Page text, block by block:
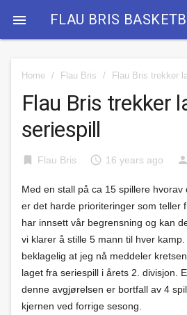
 FLAU BRIS
Home / Flau Bris / Flau Bris trekker
Flau Bris trekker
seriespill
bookmark Flau Bris access_time 16 years ago person
Med en stall på ca 15 spillere hvorav
er det harde prioriteringer som teller
har innsett vår begrensning og kan
vi klarer å stille 5 mann til hver
beklagelig at jeg nå meddeler
laget fra seriespill i årets 2. divisjon.
denne avgjørelsen er bortfall av 4
kjernen ved forrige sesong.